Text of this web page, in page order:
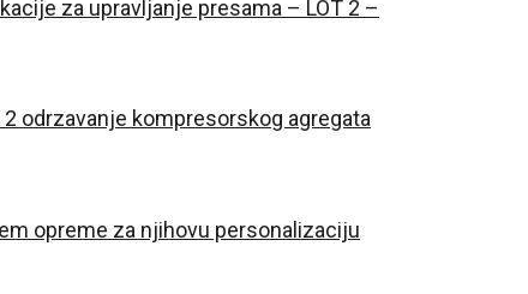
za upravljanje presama – LOT 2 –
odrzavanje kompresorskog agregata
opreme za njihovu personalizaciju